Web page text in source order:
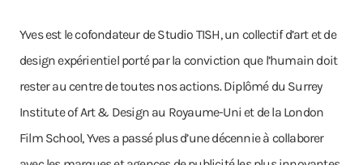
Yves est le cofondateur de Studio TISH, un collectif d’art et de
design expérientiel porté par la conviction que l’humain doit
rester au centre de toutes nos actions. Diplômé du Surrey
Institute of Art & Design au Royaume-Uni et de la London
Film School, Yves a passé plus d’une décennie à collaborer